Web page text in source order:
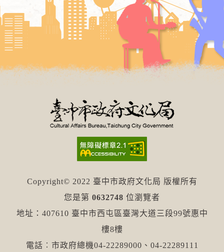
Copyright© 2022 臺中市政府文化局 版權所有
您是第 0632748 位瀏覽者
地址：407610 臺中市西屯區臺灣大道三段99號惠中
樓8樓
電話︰市政府總機04-22289000、04-22289111